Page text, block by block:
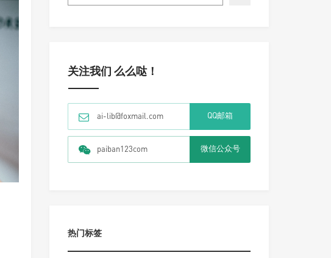
关注我们 么么哒！
ai-lib@foxmail.com QQ邮箱
paiban123com 微信公众号
热门标签